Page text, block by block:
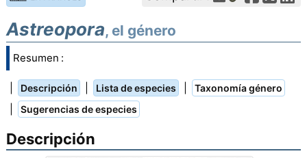
Astreopora, el género
Resumen :
Descripción Lista de especies Taxonomía género
Sugerencias de especies
Descripción